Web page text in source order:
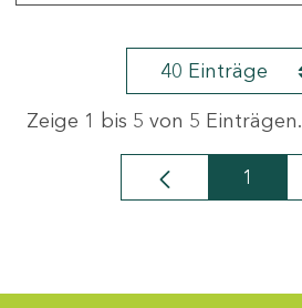
40 Einträge
Zeige 1 bis 5 von 5 Einträgen.
Seite
1